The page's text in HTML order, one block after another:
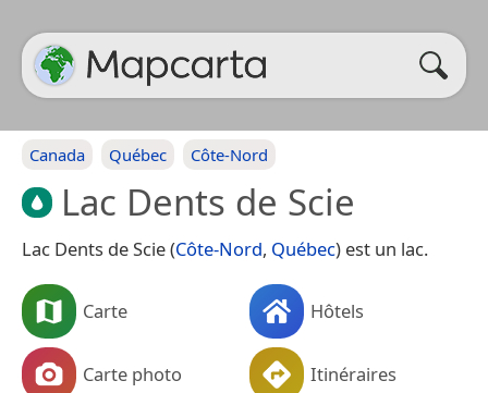
Canada Québec Côte-Nord
Lac Dents de Scie
Lac Dents de Scie (Côte-Nord, Québec) est un lac.
Carte Hôtels
Carte photo Itinéraires